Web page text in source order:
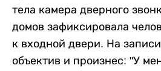
тела камера дверного
домов зафиксировала
к входной двери. На
объектив и произнес: "У